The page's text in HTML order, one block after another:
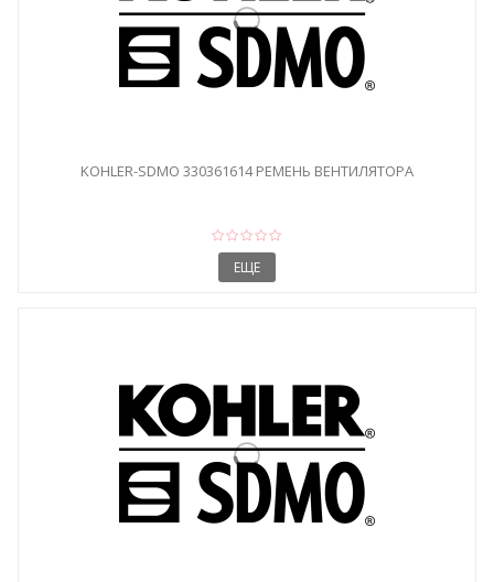
KOHLER-SDMO 330361614 РЕМЕНЬ ВЕНТИЛЯТОРА
ЕЩЕ